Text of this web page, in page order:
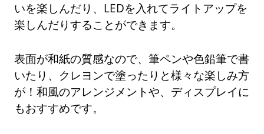
いを楽しんだり、LEDを入れてライトアップを
楽しんだりすることができます。
表面が和紙の質感なので、筆ペンや色鉛筆で書
いたり、クレヨンで塗ったりと様々な楽しみ方
が！和風のアレンジメントや、ディスプレイに
もおすすめです。